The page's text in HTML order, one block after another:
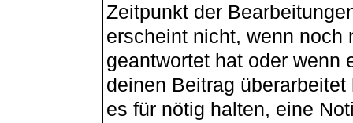
Zeitpunkt der
erscheint nicht, wenn noch
geantwortet hat oder wenn
deinen Beitrag
es für nötig halten, eine